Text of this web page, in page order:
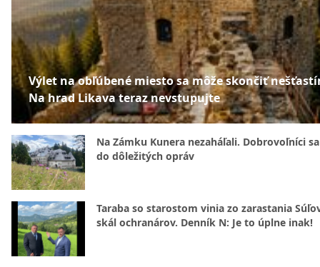
Výlet na obľúbené miesto sa môže skončiť
Na hrad Likava teraz nevstupujte
Na Zámku Kunera nezaháľali. Dobrovoľníci
do dôležitých opráv
Taraba so starostom vinia zo zarastania
skál ochranárov. Denník N: Je to úplne inak!